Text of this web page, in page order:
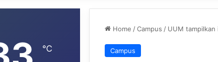
Home /Campus / UUM
Campus
℃